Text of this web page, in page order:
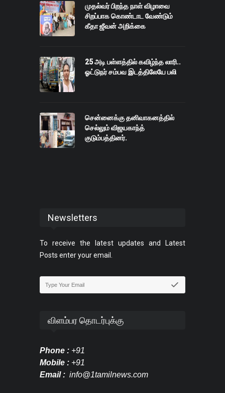
முதல்வர் பிறந்த நாள் விழாவை
சிறப்பாக கொண்டாட வேண்டும்
கீதா ஜீவன் அறிக்கை
25 அடி பள்ளத்தில் கவிழ்ந்த லாரி..
ஓட்டுநர் சம்பவ இடத்திலேயே பலி
சென்னைக்கு தனிவாகனத்தில்
செல்லும் விஜயகாந்த்
குடும்பத்தினர்.
Newsletters
To receive the latest updates and Latest
Posts enter your email.
விளம்பர தொடர்புக்கு
Phone : +91
Mobile : +91
Email : info@1tamilnews.com